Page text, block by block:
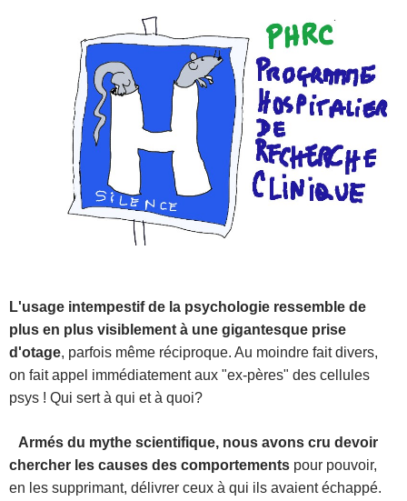
L'usage intempestif de la psychologie ressemble de
plus en plus visiblement à une gigantesque prise
d'otage, parfois même réciproque. Au moindre fait divers,
on fait appel immédiatement aux "ex-pères" des cellules
psys ! Qui sert à qui et à quoi?
Armés du mythe scientifique, nous avons cru devoir
chercher les causes des comportements pour pouvoir,
en les supprimant, délivrer ceux à qui ils avaient échappé.